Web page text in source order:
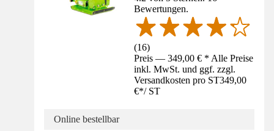
Bewertungen.
(16)
Preis — 349,00 € * Alle Preise
inkl. MwSt. und ggf. zzgl.
Versandkosten pro ST349,00
€*/ ST
Online bestellbar